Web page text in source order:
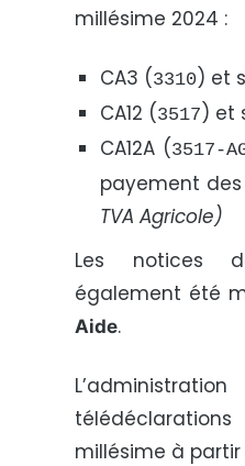
millésime 2024 :
CA3 (3310) et
CA12 (3517) et
CA12A (3517-
payement
TVA Agricole)
Les notices
également été
Aide.
millésime à partir